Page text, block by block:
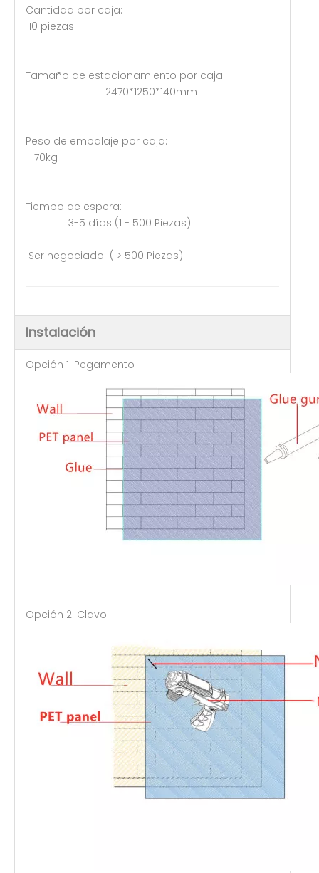
Cantidad por caja:
10 piezas
Tamaño de estacionamiento por caja:
2470*1250*140mm
Peso de embalaje por caja:
70kg
Tiempo de espera:
3-5 días (1 - 500 Piezas)
Ser negociado ( > 500 Piezas)
Instalación
Opción 1: Pegamento
Opción 2: Clavo